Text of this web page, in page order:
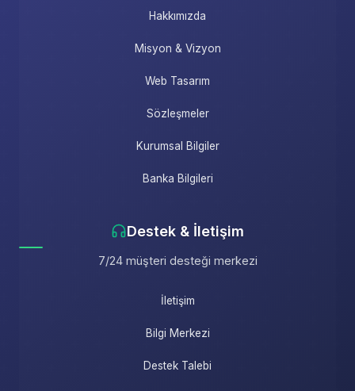
Hakkımızda
Misyon & Vizyon
Web Tasarım
Sözleşmeler
Kurumsal Bilgiler
Banka Bilgileri
Destek & İletişim
7/24 müşteri desteği merkezi
İletişim
Bilgi Merkezi
Destek Talebi